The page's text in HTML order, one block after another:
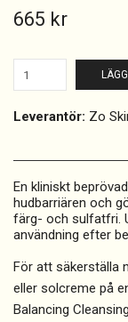
665 kr
Leverantör: Zo
En kliniskt
hudbarriären och
färg- och sulfatfri.
användning efter
För att säkerställa
eller solcreme på
Balancing